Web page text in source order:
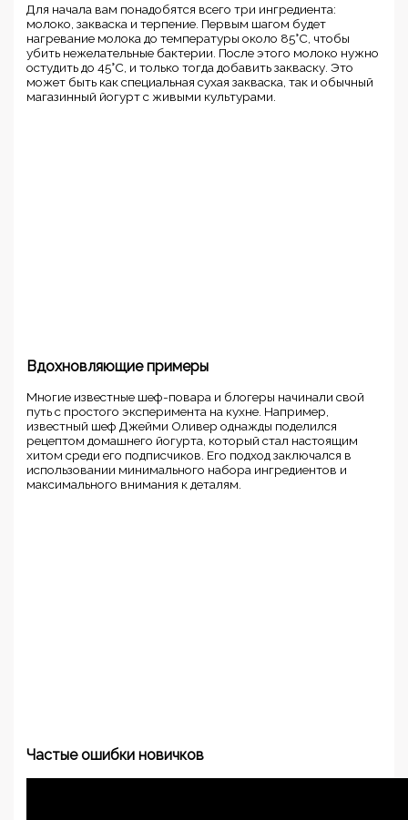
Для начала вам понадобятся всего три ингредиента:
молоко, закваска и терпение. Первым шагом будет
нагревание молока до температуры около 85°C, чтобы
убить нежелательные бактерии. После этого молоко нужно
остудить до 45°C, и только тогда добавить закваску. Это
может быть как специальная сухая закваска, так и обычный
магазинный йогурт с живыми культурами.
Вдохновляющие примеры
Многие известные шеф-повара и блогеры начинали свой
путь с простого эксперимента на кухне. Например,
известный шеф Джейми Оливер однажды поделился
рецептом домашнего йогурта, который стал настоящим
хитом среди его подписчиков. Его подход заключался в
использовании минимального набора ингредиентов и
максимального внимания к деталям.
Частые ошибки новичков